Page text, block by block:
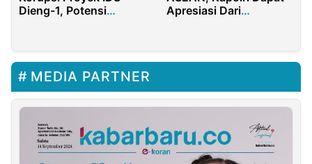
Dieng-1, Potensi
Apresiasi Dari
MEDIA PARTNER